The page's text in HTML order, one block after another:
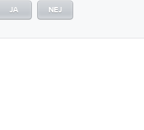
JA NEJ